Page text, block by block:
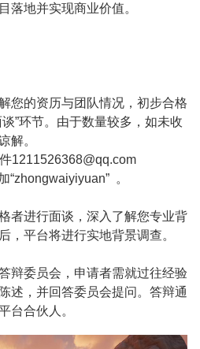
落地并实现商业价值。
您的资历与团队情况，初步合格
”环节。由于数量较多，如未收
解。
1211526368@qq.com
“zhongwaiyiyuan” 。
者进行面谈，深入了解您专业背
，平台将进行实地背景调查。
辩委员会，申请者需就过往经验
述，并回答委员会提问。答辩通
台合伙人。